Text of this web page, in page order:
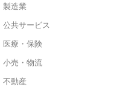
製造業
公共サービス
医療・保険
小売・物流
不動産